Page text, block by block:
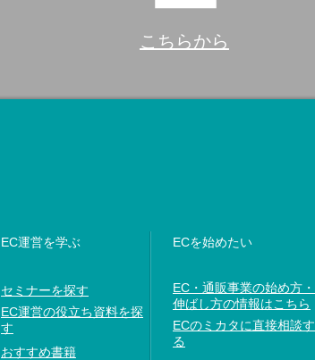
こちらから
EC運営を学ぶ
セミナーを探す
EC運営の役立ち資料を探
す
おすすめ書籍
ECを始めたい
EC・通販事業の始め方・
伸ばし方の情報はこちら
ECのミカタに直接相談す
る